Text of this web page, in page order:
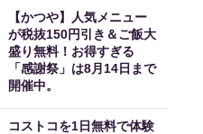
【かつや】人気メニュー
が税抜150円引き＆ご飯大
盛り無料！お得すぎる
「感謝祭」は8月14日まで
開催中。
コストコを1日無料で体験